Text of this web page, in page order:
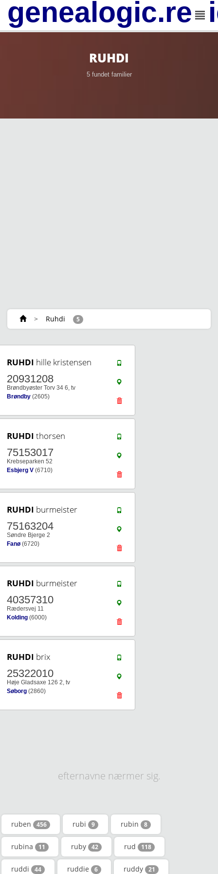
RUHDI
5 fundet familier
> Ruhdi 5
RUHDI hille kristensen
20931208
Brøndbyøster Torv 34 6, tv
Brøndby (2605)
RUHDI thorsen
75153017
Krebseparken 52
Esbjerg V (6710)
RUHDI burmeister
75163204
Søndre Bjerge 2
Fanø (6720)
RUHDI burmeister
40357310
Rædersvej 11
Kolding (6000)
RUHDI brix
25322010
Høje Gladsaxe 126 2, tv
Søborg (2860)
efternavne nærmer sig.
ruben 456 rubi 9 rubin 8
rubina 11 ruby 42 rud 118
ruddi 44 ruddie 6 ruddy 21